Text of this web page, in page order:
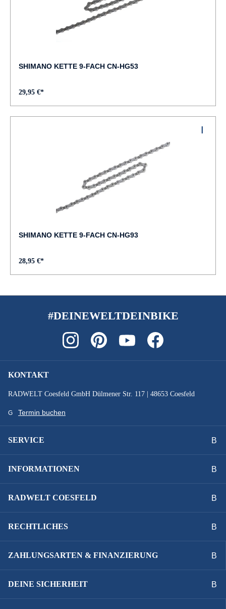
SHIMANO KETTE 9-FACH CN-HG53
29,95 €*
SHIMANO KETTE 9-FACH CN-HG93
28,95 €*
#DEINEWELTDEINBIKE
KONTAKT
RADWELT Coesfeld GmbH Dülmener Str. 117 | 48653 Coesfeld
Termin buchen
SERVICE
INFORMATIONEN
RADWELT COESFELD
RECHTLICHES
ZAHLUNGSARTEN & FINANZIERUNG
DEINE SICHERHEIT